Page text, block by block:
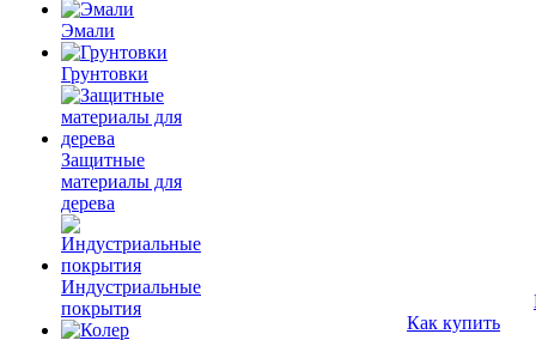
Эмали
Грунтовки
Защитные
материалы для
дерева
Индустриальные
покрытия
Как купить